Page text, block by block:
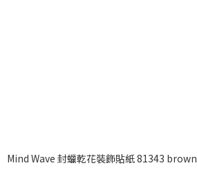
Mind Wave 封蠟乾花裝飾貼紙 81343 brown